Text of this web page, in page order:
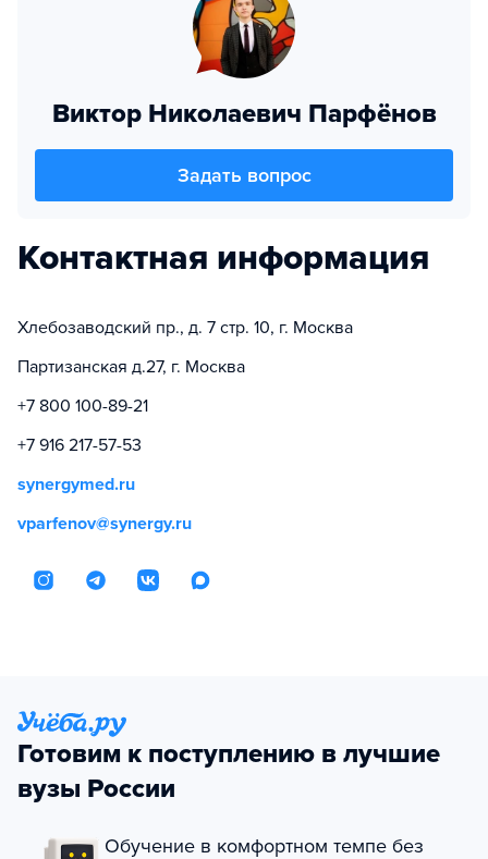
Виктор Николаевич Парфёнов
Задать вопрос
Контактная информация
Хлебозаводский пр., д. 7 стр. 10, г. Москва
Партизанская д.27, г. Москва
+7 800 100-89-21
+7 916 217-57-53
synergymed.ru
vparfenov@synergy.ru
Готовим к поступлению в лучшие
вузы России
Обучение в комфортном темпе без